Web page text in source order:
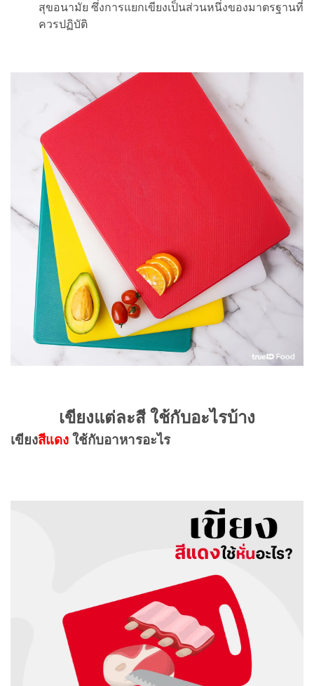
สุขอนามัย ซึ่งการแยกเขียงเป็นส่วนหนึ่งของมาตรฐานที่
ควรปฏิบัติ
เขียงแต่ละสี ใช้กับอะไรบ้าง
เขียงสีแดง ใช้กับอาหารอะไร